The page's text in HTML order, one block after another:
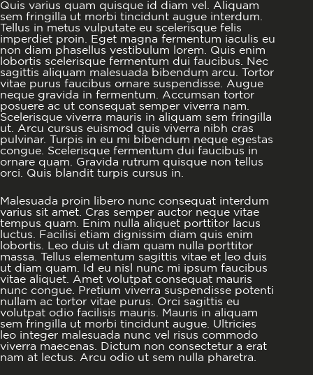
Quis varius quam quisque id diam vel. Aliquam
sem fringilla ut morbi tincidunt augue interdum.
Tellus in metus vulputate eu scelerisque felis
imperdiet proin. Eget magna fermentum iaculis eu
non diam phasellus vestibulum lorem. Quis enim
lobortis scelerisque fermentum dui faucibus. Nec
sagittis aliquam malesuada bibendum arcu. Tortor
vitae purus faucibus ornare suspendisse. Augue
neque gravida in fermentum. Accumsan tortor
posuere ac ut consequat semper viverra nam.
Scelerisque viverra mauris in aliquam sem fringilla
ut. Arcu cursus euismod quis viverra nibh cras
pulvinar. Turpis in eu mi bibendum neque egestas
congue. Scelerisque fermentum dui faucibus in
ornare quam. Gravida rutrum quisque non tellus
orci. Quis blandit turpis cursus in.
Malesuada proin libero nunc consequat interdum
varius sit amet. Cras semper auctor neque vitae
tempus quam. Enim nulla aliquet porttitor lacus
luctus. Facilisi etiam dignissim diam quis enim
lobortis. Leo duis ut diam quam nulla porttitor
massa. Tellus elementum sagittis vitae et leo duis
ut diam quam. Id eu nisl nunc mi ipsum faucibus
vitae aliquet. Amet volutpat consequat mauris
nunc congue. Pretium viverra suspendisse potenti
nullam ac tortor vitae purus. Orci sagittis eu
volutpat odio facilisis mauris. Mauris in aliquam
sem fringilla ut morbi tincidunt augue. Ultricies
leo integer malesuada nunc vel risus commodo
viverra maecenas. Dictum non consectetur a erat
nam at lectus. Arcu odio ut sem nulla pharetra.